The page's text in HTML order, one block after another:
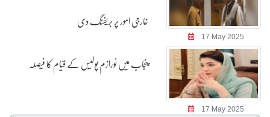
17 May 2025
خارجی امور پر بریفنگ دی
17 May 2025
پنجاب میں ٹورازم پولیس کے قیام کا فیصلہ